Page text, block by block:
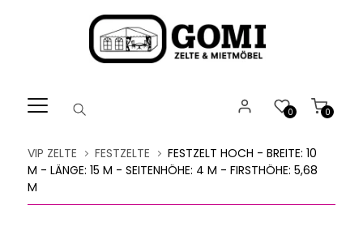
Barrierefreiheitsmenü
0
0
VIP ZELTE FESTZELTE
FESTZELT HOCH - BREITE: 10
M - LÄNGE: 15 M - SEITENHÖHE: 4 M - FIRSTHÖHE: 5,68
M